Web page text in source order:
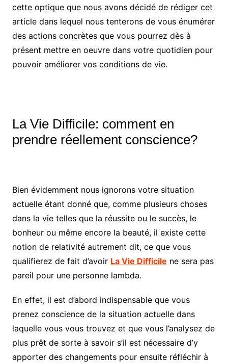
cette optique que nous avons décidé de rédiger cet
article dans lequel nous tenterons de vous énumérer
des actions concrètes que vous pourrez dès à
présent mettre en oeuvre dans votre quotidien pour
pouvoir améliorer vos conditions de vie.
La Vie Difficile: comment en
prendre réellement conscience?
Bien évidemment nous ignorons votre situation
actuelle étant donné que, comme plusieurs choses
dans la vie telles que la réussite ou le succès, le
bonheur ou même encore la beauté, il existe cette
notion de relativité autrement dit, ce que vous
qualifierez de fait d’avoir La Vie Difficile ne sera pas
pareil pour une personne lambda.
En effet, il est d’abord indispensable que vous
prenez conscience de la situation actuelle dans
laquelle vous vous trouvez et que vous l’analysez de
plus prêt de sorte à savoir s’il est nécessaire d’y
apporter des changements pour ensuite réfléchir à